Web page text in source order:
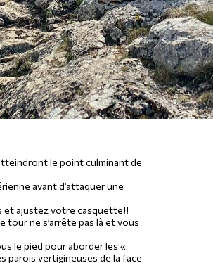
le point culminant de
avant d’attaquer une
et ajustez votre casquette!!
tour ne s’arrête pas là et vous
le pied pour aborder les «
parois vertigineuses de la face